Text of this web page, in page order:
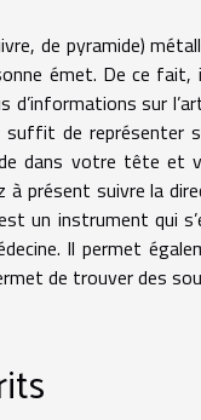
de pyramide)
émet. De ce
sur
de représenter
dans votre tête et
présent suivre la
un instrument qui
Il permet
de trouver des